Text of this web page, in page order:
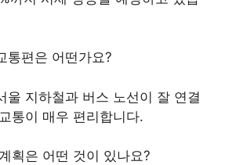
통편은 어떤가요?
울 지하철과 버스 노선이 잘 연결
통이 매우 편리합니다.
획은 어떤 것이 있나요?